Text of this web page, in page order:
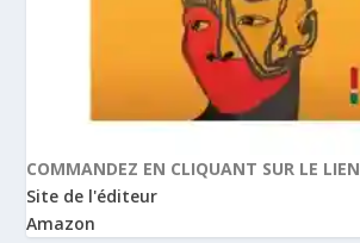
COMMANDEZ EN CLIQUANT SUR LE LIEN
Site de l'éditeur
Amazon